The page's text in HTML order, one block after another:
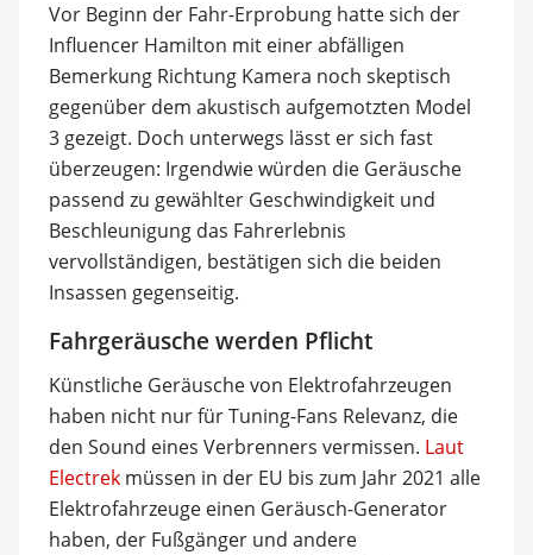
Vor Beginn der Fahr-Erprobung hatte sich der
Influencer Hamilton mit einer abfälligen
Bemerkung Richtung Kamera noch skeptisch
gegenüber dem akustisch aufgemotzten Model
3 gezeigt. Doch unterwegs lässt er sich fast
überzeugen: Irgendwie würden die Geräusche
passend zu gewählter Geschwindigkeit und
Beschleunigung das Fahrerlebnis
vervollständigen, bestätigen sich die beiden
Insassen gegenseitig.
Fahrgeräusche werden Pflicht
Künstliche Geräusche von Elektrofahrzeugen
haben nicht nur für Tuning-Fans Relevanz, die
den Sound eines Verbrenners vermissen. Laut
Electrekmüssen in der EU bis zum Jahr 2021 alle
Elektrofahrzeuge einen Geräusch-Generator
haben, der Fußgänger und andere